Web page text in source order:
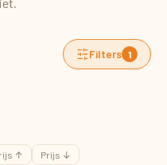
Filters 1
↑ Prijs ↓